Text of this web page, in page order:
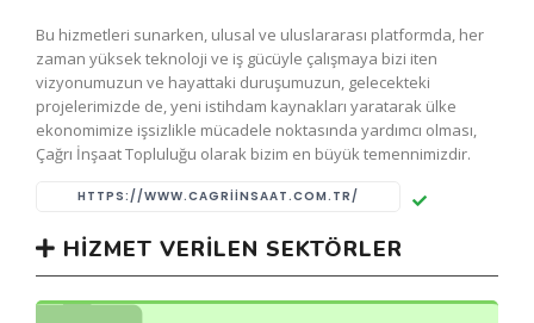
Bu hizmetleri sunarken, ulusal ve uluslararası platformda, her
zaman yüksek teknoloji ve iş gücüyle çalışmaya bizi iten
vizyonumuzun ve hayattaki duruşumuzun, gelecekteki
projelerimizde de, yeni istihdam kaynakları yaratarak ülke
ekonomimize işsizlikle mücadele noktasında yardımcı olması,
Çağrı İnşaat Topluluğu olarak bizim en büyük temennimizdir.
HTTPS://WWW.CAGRIINSAAT.COM.TR/
HIZMET VERILEN SEKTÖRLER